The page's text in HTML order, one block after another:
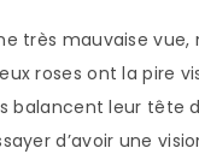
très mauvaise vue,
roses ont la pire
balancent leur tête
d’avoir une